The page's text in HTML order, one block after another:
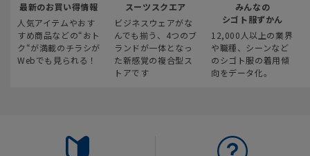
最新のお買い得情報
人気アイテムやおす
すめ商品などの“おト
ク“が満載のチラシが
Webでも見られる！
スーツスクエア
ビジネスウェアがな
んでも揃う、4つのブ
ランドが一体となっ
た新感覚の複合型ス
トアです
みんなの
シゴト服ずかん
12,000人以上の業界
や職種、シーンなど
のシゴト服の着用傾
向をデータ化。